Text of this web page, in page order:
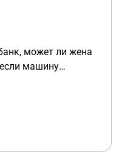
может ли жена
машину
на